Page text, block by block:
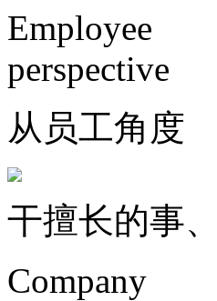
Employee
perspective
从员工角度
干擅长的事
Company